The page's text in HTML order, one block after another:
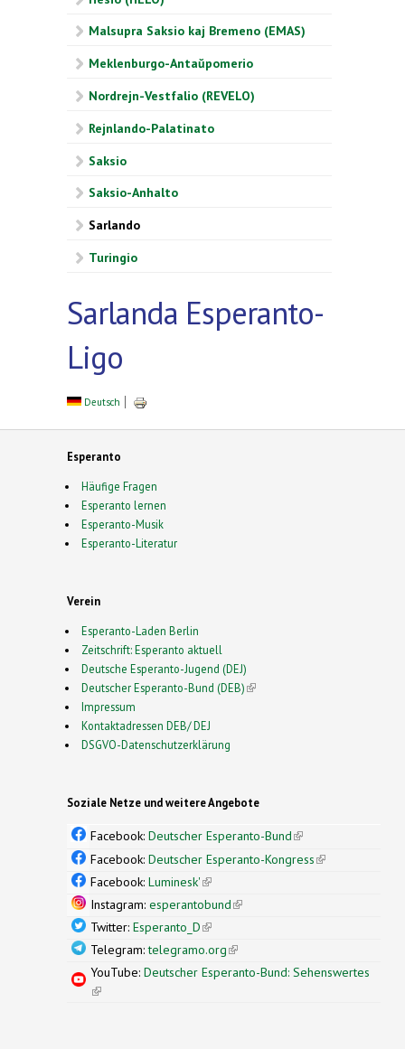
Malsupra Saksio kaj Bremeno (EMAS)
Meklenburgo-Antaŭpomerio
Nordrejn-Vestfalio (REVELO)
Rejnlando-Palatinato
Saksio
Saksio-Anhalto
Sarlando
Turingio
Sarlanda Esperanto-
Ligo
Deutsch
Esperanto
Häufige Fragen
Esperanto lernen
Esperanto-Musik
Esperanto-Literatur
Verein
Esperanto-Laden Berlin
Zeitschrift: Esperanto aktuell
Deutsche Esperanto-Jugend (DEJ)
Deutscher Esperanto-Bund (DEB)(link is external)
Impressum
Kontaktadressen DEB/ DEJ
DSGVO-Datenschutzerklärung
Soziale Netze und weitere Angebote
Facebook: Deutscher Esperanto-Bund(link is
external)
Facebook: Deutscher Esperanto-Kongress(link is
Facebook: Luminesk'(link is external)
Instagram: esperantobund(link is external)
Twitter: Esperanto_D(link is external)
Telegram:telegramo.org(link is external)
YouTube: Deutscher Esperanto-Bund: Sehenswertes
(link is external)